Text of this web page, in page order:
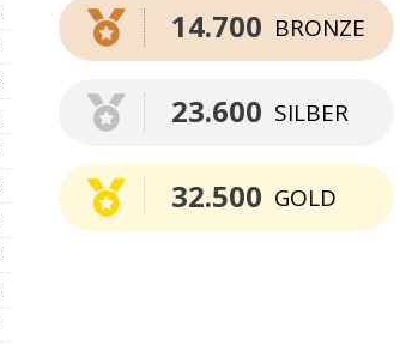
BRONZE
14.700
SILBER
23.600
GOLD
32.500